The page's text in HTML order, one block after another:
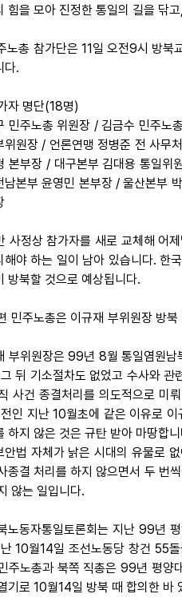
힘을 모아 진정한 통일의 길을 닦
노총 참가단은 11일 오전9시 방북
다.
자 명단(18명)
민주노총 위원장 / 김금수 민주노
위원장 / 언론연맹 정병준 전 사무
본부장 / 대구본부 김대용 통일위
남본부 윤영민 본부장 / 울산본부
사정상 참가자를 새로 교체해 어
해야 하는 일이 남아 있습니다. 한
방북할 것으로 예상됩니다.
민주노총은 이규재 부위원장 방
부위원장은 99년 8월 통일염원남
뒤 기소절차도 없었고 수사와 관
사건 종결처리를 의도적으로 미
인 지난 10월초에 같은 이유로
하지 않은 것은 규탄 받아 마땅합
안법 자체가 낡은 시대의 유물로
종결 처리를 하지 않으면서 두 번
않는 일입니다.
노동자통일토론회는 지난 99년
10월14일 조선노동당 창건 55
주노총과 북쪽 직총은 99년 평양
기로 10월14일 방북 때 합의한 바